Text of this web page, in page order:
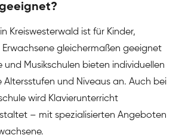
Kreiswesterwald ist für Kinder,
gleichermaßen geeignet
und Musikschulen bieten individuellen
Altersstufen und Niveaus an. Auch bei
wird Klavierunterricht
– mit spezialisierten Angeboten